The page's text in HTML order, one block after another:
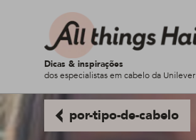
Dicas & inspirações
dos especialistas em cabelo da Unilever
por-tipo-de-cabelo